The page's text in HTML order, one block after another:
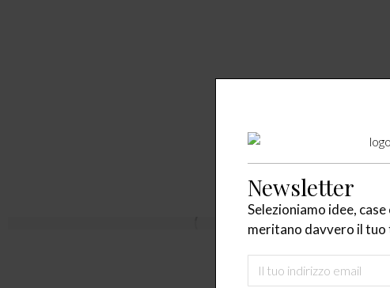
Newsletter
Selezioniamo idee,
meritano davvero il tuo